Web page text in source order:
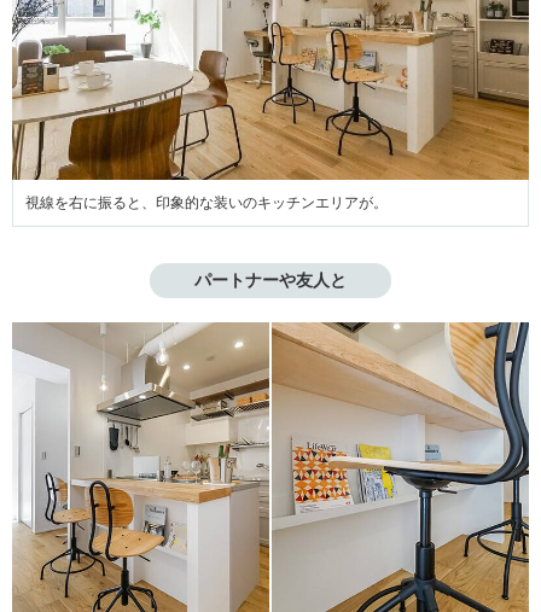
視線を右に振ると、印象的な装いのキッチンエリアが。
パートナーや友人と